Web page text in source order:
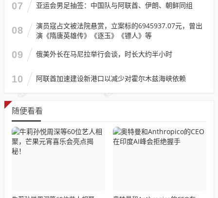
07 亚运会男足抽签：中国队与阿联酋、伊朗、朝鲜同组
08
演员寇占文被法院悬赏，立案标的6945937.07元，曾出
演《隋唐英雄传》《逐玉》《镖人》等
09 俄美外长在马尼拉举行会谈，时长大约半小时
10 阿联酋加速建设新港口以减少对霍尔木兹海峡依赖
随便看看